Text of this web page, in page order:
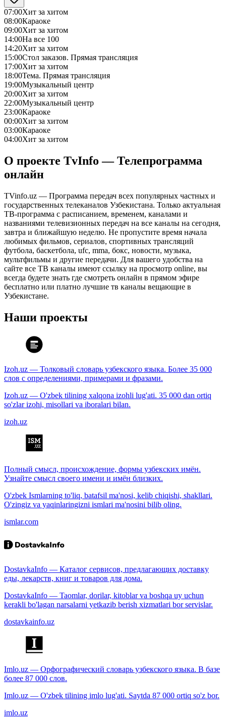
07:00Хит за хитом
08:00Караоке
09:00Хит за хитом
14:00На все 100
14:20Хит за хитом
15:00Стол заказов. Прямая трансляция
17:00Хит за хитом
18:00Тема. Прямая трансляция
19:00Музыкальный центр
20:00Хит за хитом
22:00Музыкальный центр
23:00Караоке
00:00Хит за хитом
03:00Караоке
04:00Хит за хитом
О проекте TvInfo — Телепрограмма
онлайн
TVinfo.uz — Программа передач всех популярных частных и
государственных телеканалов Узбекистана. Только актуальная
ТВ-программа с расписанием, временем, каналами и
названиями телевизионных передач на все каналы на сегодня,
завтра и ближайшую неделю. Не пропустите время начала
любимых фильмов, сериалов, спортивных трансляций
футбола, баскетбола, ufc, mma, бокс, новости, музыка,
мультфильмы и другие передачи. Для вашего удобства на
сайте все ТВ каналы имеют ссылку на просмотр online, вы
всегда будете знать где смотреть онлайн в прямом эфире
бесплатно или платно лучшие тв каналы вещающие в
Узбекистане.
Наши проекты
Izoh.uz — Толковый словарь узбекского языка. Более 35 000
слов с определениями, примерами и фразами.
Izoh.uz — O'zbek tilining xalqona izohli lug'ati. 35 000 dan ortiq
so'zlar izohi, misollari va iboralari bilan.
izoh.uz
Полный смысл, происхождение, формы узбекских имён.
Узнайте смысл своего имени и имён близких.
O'zbek Ismlarning to'liq, batafsil ma'nosi, kelib chiqishi, shakllari.
O'zingiz va yaqinlaringizni ismlari ma'nosini bilib oling.
ismlar.com
DostavkaInfo — Каталог сервисов, предлагающих доставку
еды, лекарств, книг и товаров для дома.
DostavkaInfo — Taomlar, dorilar, kitoblar va boshqa uy uchun
kerakli bo'lagan narsalarni yetkazib berish xizmatlari bor servislar.
dostavkainfo.uz
Imlo.uz — Орфографический словарь узбекского языка. В базе
более 87 000 слов.
Imlo.uz — O'zbek tilining imlo lug'ati. Saytda 87 000 ortiq so'z bor.
imlo.uz